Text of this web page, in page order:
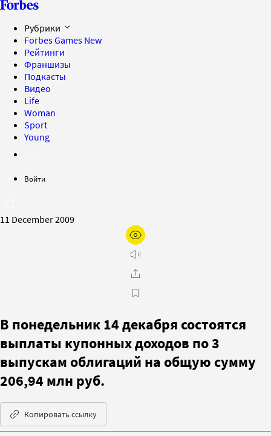
Рубрики
Forbes Games New
Рейтинги
Франшизы
Подкасты
Видео
Life
Woman
Sport
Young
Войти
11 December 2009
В понедельник 14 декабря состоятся
выплаты купонных доходов по 3
выпускам облигаций на общую сумму
206,94 млн руб.
Копировать ссылку